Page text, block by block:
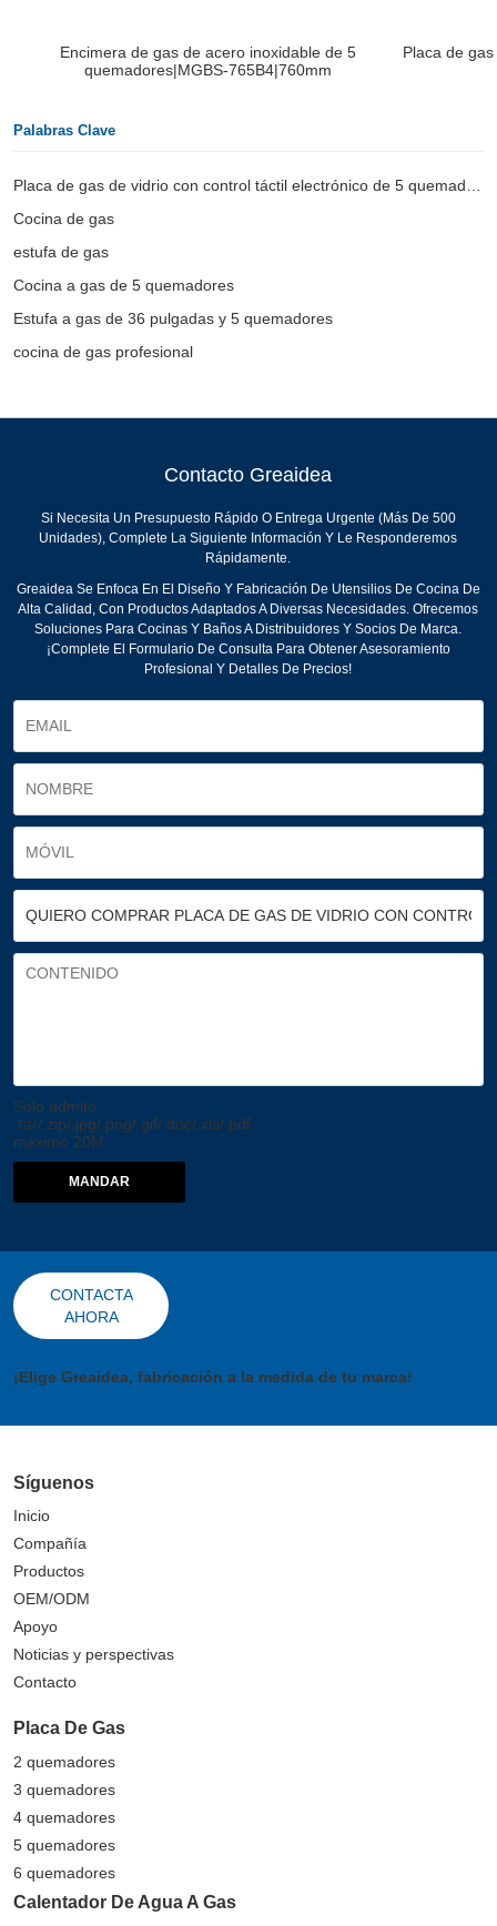
Encimera de gas de acero inoxidable de 5
quemadores|MGBS-765B4|760mm
Placa de
Palabras Clave
Cocina de gas
estufa de gas
Cocina a gas de 5 quemadores
Estufa a gas de 36 pulgadas y 5 quemadores
cocina de gas profesional
Contacto Greaidea
Si Necesita Un Presupuesto Rápido O Entrega Urgente (más De 500
Unidades), Complete La Siguiente Información Y Le Responderemos
Rápidamente.
Greaidea Se Enfoca En El Diseño Y Fabricación De Utensilios De Cocina De
Alta Calidad, Con Productos Adaptados A Diversas Necesidades. Ofrecemos
Soluciones Para Cocinas Y Baños A Distribuidores Y Socios De Marca.
¡Complete El Formulario De Consulta Para Obtener Asesoramiento
Profesional Y Detalles De Precios!
Solo admite
.rar/.zip/.jpg/.png/.gif/.doc/.xls/.pdf,
máximo 20M
MANDAR
CONTACTA
AHORA
¡Elige Greaidea, fabricación a la medida de tu marca!
Síguenos
Inicio
Compañía
Productos
OEM/ODM
Apoyo
Noticias y perspectivas
Contacto
Placa De Gas
2 quemadores
3 quemadores
4 quemadores
5 quemadores
6 quemadores
Calentador De Agua A Gas